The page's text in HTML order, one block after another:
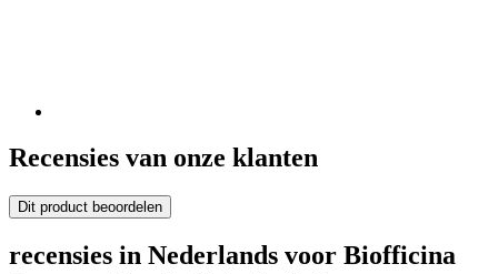
Recensies van onze klanten
Dit product beoordelen
recensies in Nederlands voor Biofficina